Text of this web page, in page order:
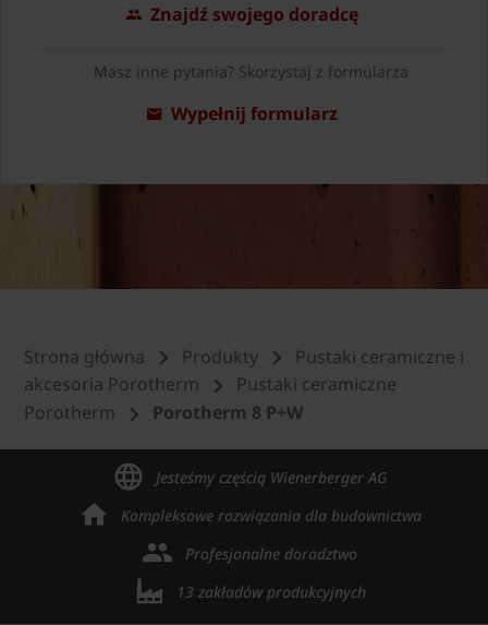
Znajdź swojego doradcę
Masz inne pytania? Skorzystaj z formularza
Wypełnij formularz
Strona główna Produkty
Pustaki ceramiczne i
akcesoria Porotherm
Pustaki ceramiczne
Porotherm
Porotherm 8 P+W
Jesteśmy częścią Wienerberger AG
Kompleksowe rozwiązania dla budownictwa
Profesjonalne doradztwo
13 zakładów produkcyjnych